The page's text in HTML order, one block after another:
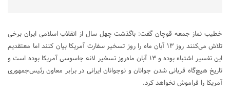
خطیب نماز جمعه قوچان گفت: باگذشت چهل سال از انقلاب اسلامی ایران برخی
تلاش می‌کنند روز ۱۳ آبان ماه را روز تسخیر سفارت آمریکا بیان کنند اما معتقدیم
این تفسیر اشتباه بوده و ۱۳ آبان ماه‌روز تسخیر لانه جاسوسی آمریکا بوده است و
تاریخ هیچ‌گاه قربانی شدن جوانان و نوجوانان ایرانی در برابر معاون رئیس‌جمهوری
آمریکا را فراموش نخواهد کرد.